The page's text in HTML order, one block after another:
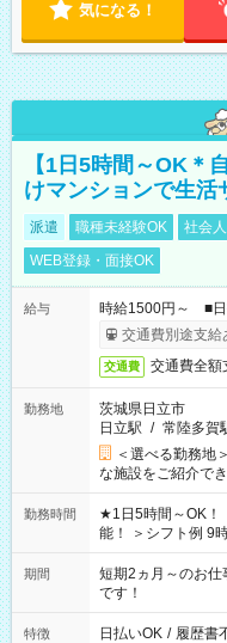
気になる！
【1日5時間～OK＊
けマンションで生活
派遣 職種未経験OK 社会
WEB登録・面接OK
給与
時給1500円～ ■日
交通費別途支給
交通費 交通費全額
勤務地
茨城県日立市
日立駅 / 常陸多賀
＜選べる勤務
な施設をご紹介でき
勤務時間
★1日5時間～OK！
能！ ＞シフト例 9
のご都合に合わせ
でお休みや時間の
い。
期間
短期2ヵ月～のお
です！
特徴 日払いOK / 履歴書